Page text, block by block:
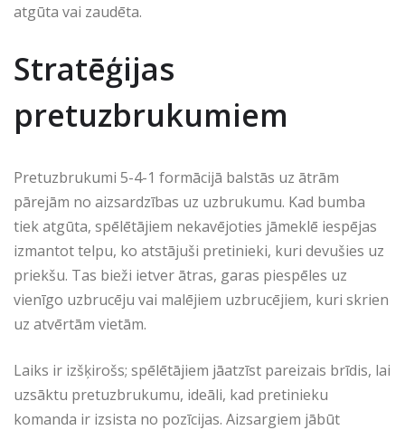
atgūta vai zaudēta.
Stratēģijas
pretuzbrukumiem
Pretuzbrukumi 5-4-1 formācijā balstās uz ātrām
pārejām no aizsardzības uz uzbrukumu. Kad bumba
tiek atgūta, spēlētājiem nekavējoties jāmeklē iespējas
izmantot telpu, ko atstājuši pretinieki, kuri devušies uz
priekšu. Tas bieži ietver ātras, garas piespēles uz
vienīgo uzbrucēju vai malējiem uzbrucējiem, kuri skrien
uz atvērtām vietām.
Laiks ir izšķirošs; spēlētājiem jāatzīst pareizais brīdis, lai
uzsāktu pretuzbrukumu, ideāli, kad pretinieku
komanda ir izsista no pozīcijas. Aizsargiem jābūt